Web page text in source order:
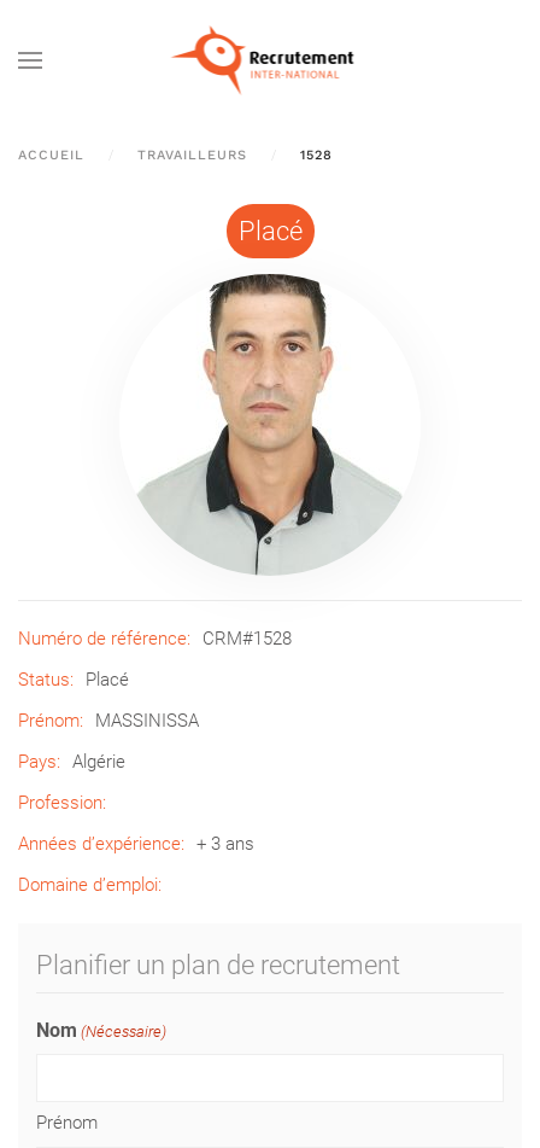
Passer au contenu principal
ACCUEIL TRAVAILLEURS 1528
Placé
Numéro de référence:
CRM#1528
Status:
Placé
Prénom:
MASSINISSA
Pays:
Algérie
Profession:
Années d’expérience:
+ 3 ans
Domaine d’emploi:
Planifier un plan de recrutement
Nom (Nécessaire)
Prénom